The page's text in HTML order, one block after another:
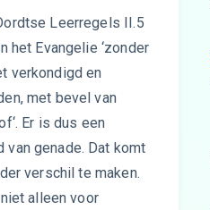
Leerregels II.5
het Evangelie ‘zonder
verkondigd en
met bevel van
Er is dus een
van genade. Dat komt
verschil te maken.
alleen voor